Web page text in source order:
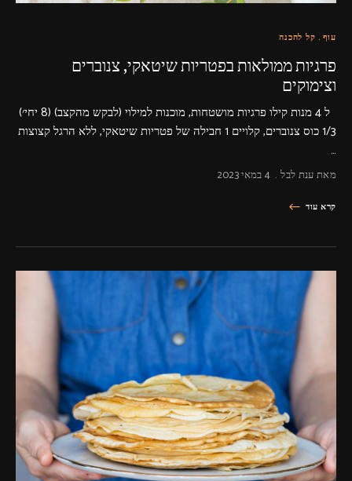
עוף קל להכנה
פרגיות ממולאות בפטריות שיטאקי, צנוברים
וצימוקים
ל 4 מנות קילו פרגיות מושטחות, מוכנות למילוי (לבקש מהקצב) (8 יחי׳)
1/3 כוס צנוברים, קלויים 1 חבילה של פטריות שיטאקי, ללא הרגל קצוצות
…
מאתענת לבל 4 במאי 2023
קרא עוד